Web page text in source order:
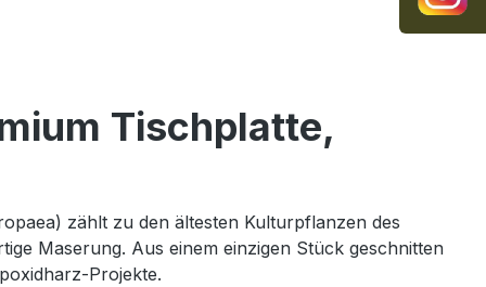
Tischplatte,
zählt zu den ältesten Kulturpflanzen des
Maserung. Aus einem einzigen Stück geschnitten
Projekte.